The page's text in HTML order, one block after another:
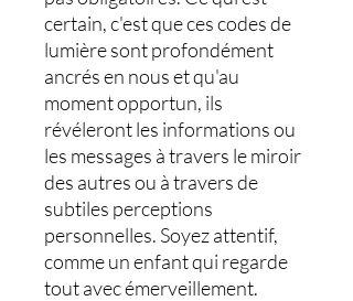
certain, c'est que ces codes de
lumière sont profondément
ancrés en nous et qu'au
moment opportun, ils
révéleront les informations ou
les messages à travers le miroir
des autres ou à travers de
subtiles perceptions
personnelles. Soyez attentif,
comme un enfant qui regarde
tout avec émerveillement.